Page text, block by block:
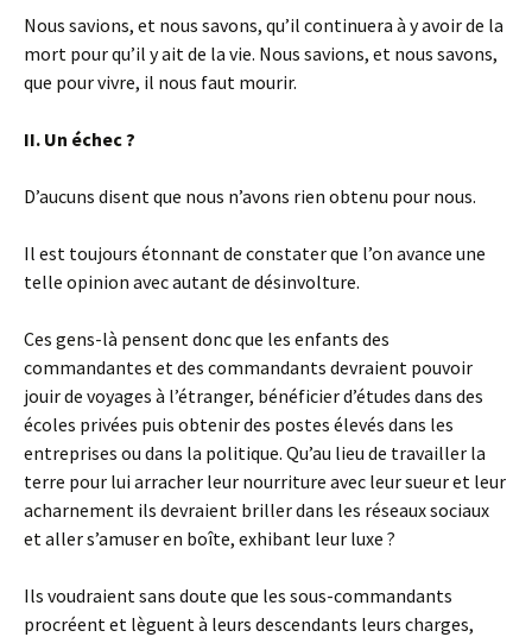
Nous savions, et nous savons, qu’il continuera à y avoir de la
mort pour qu’il y ait de la vie. Nous savions, et nous savons,
que pour vivre, il nous faut mourir.
II. Un échec ?
D’aucuns disent que nous n’avons rien obtenu pour nous.
Il est toujours étonnant de constater que l’on avance une
telle opinion avec autant de désinvolture.
Ces gens-là pensent donc que les enfants des
commandantes et des commandants devraient pouvoir
jouir de voyages à l’étranger, bénéficier d’études dans des
écoles privées puis obtenir des postes élevés dans les
entreprises ou dans la politique. Qu’au lieu de travailler la
terre pour lui arracher leur nourriture avec leur sueur et leur
acharnement ils devraient briller dans les réseaux sociaux
et aller s’amuser en boîte, exhibant leur luxe ?
Ils voudraient sans doute que les sous-commandants
procréent et lèguent à leurs descendants leurs charges,